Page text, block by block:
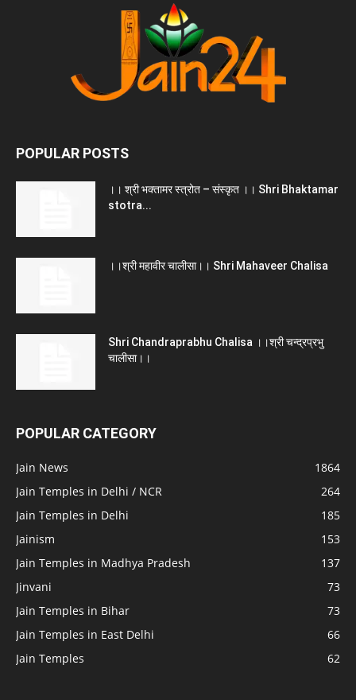
POPULAR POSTS
।। श्री भक्तामर स्त्रोत – संस्कृत ।। Shri Bhaktamar
stotra...
।।श्री महावीर चालीसा।। Shri Mahaveer Chalisa
Shri Chandraprabhu Chalisa ।।श्री चन्द्रप्रभु
चालीसा।।
POPULAR CATEGORY
Jain News
1864
Jain Temples in Delhi / NCR
264
Jain Temples in Delhi
185
Jainism
153
Jain Temples in Madhya Pradesh
137
Jinvani
73
Jain Temples in Bihar
73
Jain Temples in East Delhi
66
Jain Temples
62